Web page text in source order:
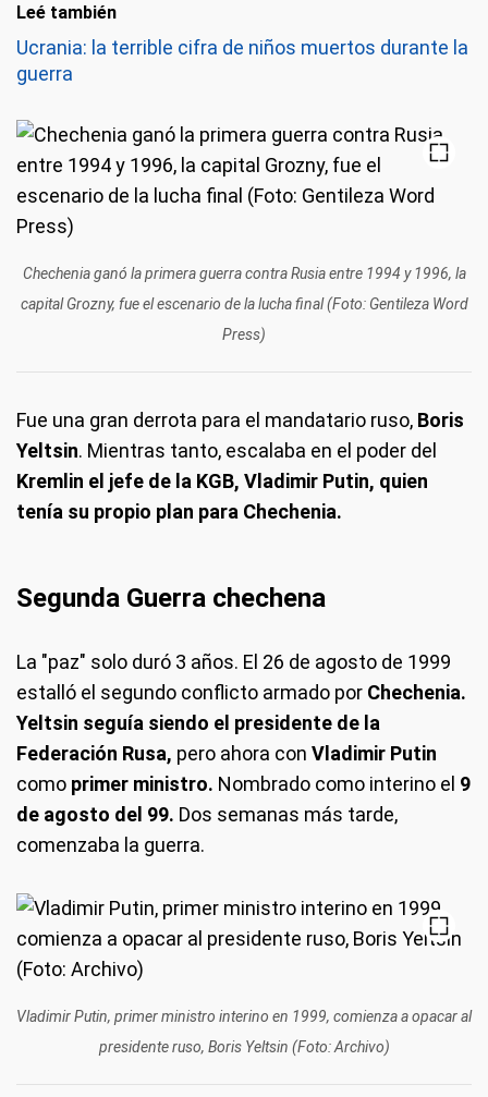
Leé también
Ucrania: la terrible cifra de niños muertos durante la
guerra
Chechenia ganó la primera guerra contra Rusia entre 1994 y 1996, la
capital Grozny, fue el escenario de la lucha final (Foto: Gentileza Word
Press)
Fue una gran derrota para el mandatario ruso, Boris
Yeltsin. Mientras tanto, escalaba en el poder del
Kremlin el jefe de la KGB, Vladimir Putin, quien
tenía su propio plan para Chechenia.
Segunda Guerra chechena
La "paz" solo duró 3 años. El 26 de agosto de 1999
estalló el segundo conflicto armado por Chechenia.
Yeltsin seguía siendo el presidente de la
Federación Rusa, pero ahora con Vladimir Putin
como primer ministro. Nombrado como interino el 9
de agosto del 99. Dos semanas más tarde,
comenzaba la guerra.
Vladimir Putin, primer ministro interino en 1999, comienza a opacar al
presidente ruso, Boris Yeltsin (Foto: Archivo)